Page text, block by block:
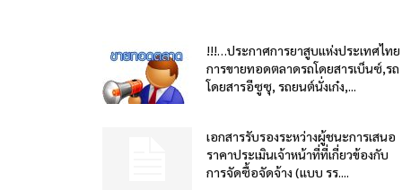
!!!…ประกาศการยาสูบแห่งประเทศไทย
การขายทอดตลาดรถโดยสารเบ็นซ์,รถ
โดยสารอีซูซุ, รถยนต์นั่งเก๋ง,...
เอกสารรับรองระหว่างผู้ชนะการเสนอ
ราคาประเมินเจ้าหน้าที่ที่เกี่ยวข้องกับ
การจัดซื้อจัดจ้าง (แบบ รร....